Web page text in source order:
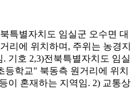
특별자치도 임실군 오수면 대
리에 위치하며, 주위는 농경지
기호 2,3)전북특별자치도 임실
학교" 북동측 원거리에 위치
이 혼재하는 지역임. 2) 교통상